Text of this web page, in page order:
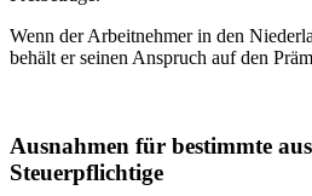
Wenn der Arbeitnehmer in den
behält er seinen Anspruch auf den
Ausnahmen für bestimmte
Steuerpflichtige